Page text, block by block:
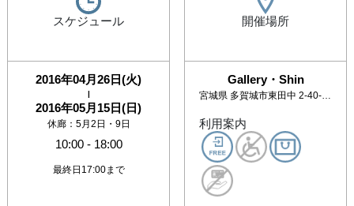
スケジュール
2016年04月26日(火)
|
2016年05月15日(日)
休廊：5月2日・9日
10:00- 18:00
最終日17:00まで
開催場所
Gallery・Shin
宮城県 多賀城市東田中 2-40-11-3F
利用案内